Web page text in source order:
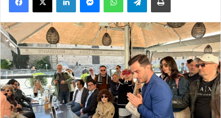
a
n
'
e
m
a
i
l